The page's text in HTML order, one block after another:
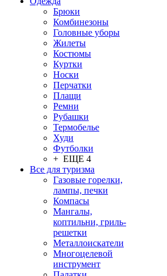
Брюки
Комбинезоны
Головные уборы
Жилеты
Костюмы
Куртки
Носки
Перчатки
Плащи
Ремни
Рубашки
Термобелье
Худи
Футболки
+ ЕЩЕ 4
Все для туризма
Газовые горелки,
лампы, печки
Компасы
Мангалы,
коптильни, гриль-
решетки
Металлоискатели
Многоцелевой
инструмент